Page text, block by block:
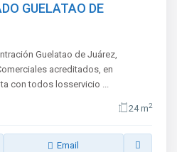
GUELATAO DE
Guelatao de Juárez,
acreditados, en
con todos losservicio ...
24 m2
Email